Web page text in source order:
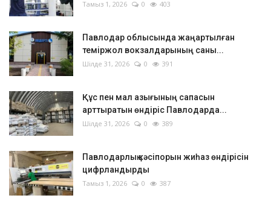
Тамыз 1, 2026 0 403
Павлодар облысында жаңартылған
теміржол вокзалдарының саны...
Шілде 31, 2026 0 391
Құс пен мал азығының сапасын
арттыратын өндіріс Павлодарда...
Шілде 31, 2026 0 389
Павлодарлық кәсіпорын жиһаз өндірісін
цифрландырды
Тамыз 1, 2026 0 387